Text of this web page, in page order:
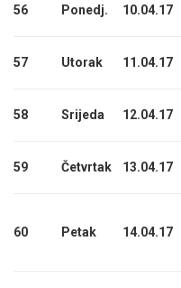
56 Ponedj. 10.04.17
57 Utorak 11.04.17
58 Srijeda 12.04.17
59 Četvrtak 13.04.17
60 Petak 14.04.17